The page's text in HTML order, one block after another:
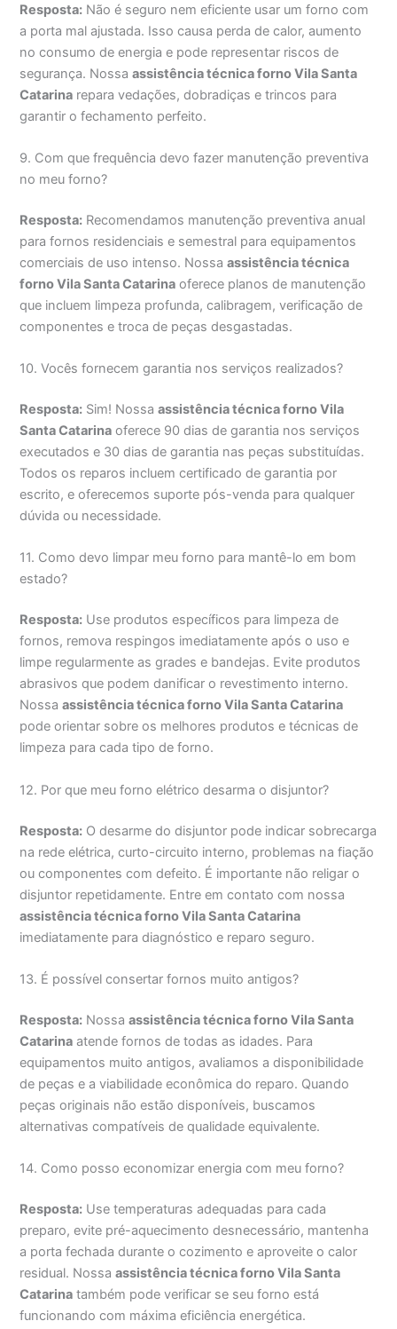
Resposta: Não é seguro nem eficiente usar um forno com
a porta mal ajustada. Isso causa perda de calor, aumento
no consumo de energia e pode representar riscos de
segurança. Nossaassistência técnica forno Vila Santa
Catarina repara vedações, dobradiças e trincos para
garantir o fechamento perfeito.
9. Com que frequência devo fazer manutenção preventiva
no meu forno?
Resposta: Recomendamos manutenção preventiva anual
para fornos residenciais e semestral para equipamentos
comerciais de uso intenso. Nossaassistência técnica
forno Vila Santa Catarina oferece planos de manutenção
que incluem limpeza profunda, calibragem, verificação de
componentes e troca de peças desgastadas.
10. Vocês fornecem garantia nos serviços realizados?
Resposta: Sim! Nossaassistência técnica forno Vila
Santa Catarina oferece 90 dias de garantia nos serviços
executados e 30 dias de garantia nas peças substituídas.
Todos os reparos incluem certificado de garantia por
escrito, e oferecemos suporte pós-venda para qualquer
dúvida ou necessidade.
11. Como devo limpar meu forno para mantê-lo em bom
estado?
Resposta: Use produtos específicos para limpeza de
fornos, remova respingos imediatamente após o uso e
limpe regularmente as grades e bandejas. Evite produtos
abrasivos que podem danificar o revestimento interno.
Nossaassistência técnica forno Vila Santa Catarina
pode orientar sobre os melhores produtos e técnicas de
limpeza para cada tipo de forno.
12. Por que meu forno elétrico desarma o disjuntor?
Resposta: O desarme do disjuntor pode indicar sobrecarga
na rede elétrica, curto-circuito interno, problemas na fiação
ou componentes com defeito. É importante não religar o
disjuntor repetidamente. Entre em contato com nossa
assistência técnica forno Vila Santa Catarina
imediatamente para diagnóstico e reparo seguro.
13. É possível consertar fornos muito antigos?
Resposta: Nossaassistência técnica forno Vila Santa
Catarina atende fornos de todas as idades. Para
equipamentos muito antigos, avaliamos a disponibilidade
de peças e a viabilidade econômica do reparo. Quando
peças originais não estão disponíveis, buscamos
alternativas compatíveis de qualidade equivalente.
14. Como posso economizar energia com meu forno?
Resposta: Use temperaturas adequadas para cada
preparo, evite pré-aquecimento desnecessário, mantenha
a porta fechada durante o cozimento e aproveite o calor
residual. Nossaassistência técnica forno Vila Santa
Catarina também pode verificar se seu forno está
funcionando com máxima eficiência energética.